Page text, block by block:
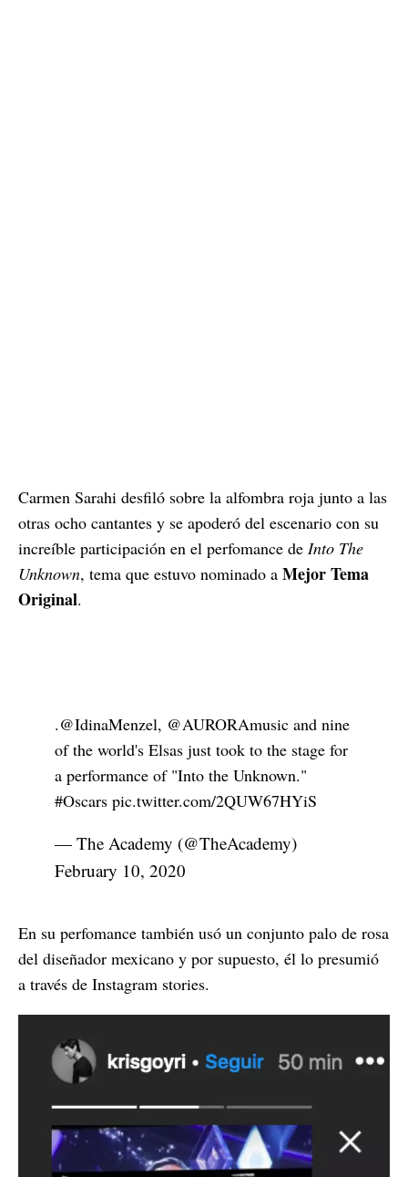
Carmen Sarahi desfiló sobre la alfombra roja junto a las
otras ocho cantantes y se apoderó del escenario con su
increíble participación en el perfomance de Into The
Unknown, tema que estuvo nominado a Mejor Tema
Original.
.@IdinaMenzel, @AURORAmusic and nine
of the world's Elsas just took to the stage for
a performance of "Into the Unknown."
#Oscars pic.twitter.com/2QUW67HYiS
— The Academy (@TheAcademy)
February 10, 2020
En su perfomance también usó un conjunto palo de rosa
del diseñador mexicano y por supuesto, él lo presumió
a través de Instagram stories.